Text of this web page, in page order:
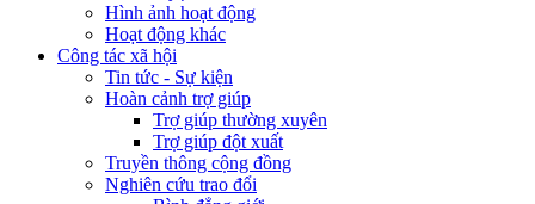
Hình ảnh hoạt động
Hoạt động khác
Công tác xã hội
Tin tức - Sự kiện
Hoàn cảnh trợ giúp
Trợ giúp thường xuyên
Trợ giúp đột xuất
Truyền thông cộng đồng
Nghiên cứu trao đổi